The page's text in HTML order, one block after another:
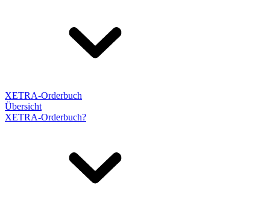
XETRA-Orderbuch
Übersicht
XETRA-Orderbuch?